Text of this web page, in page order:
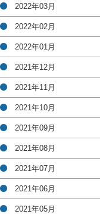
2022年03月
2022年02月
2022年01月
2021年12月
2021年11月
2021年10月
2021年09月
2021年08月
2021年07月
2021年06月
2021年05月